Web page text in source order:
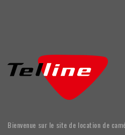
Bienvenue sur le site de location de